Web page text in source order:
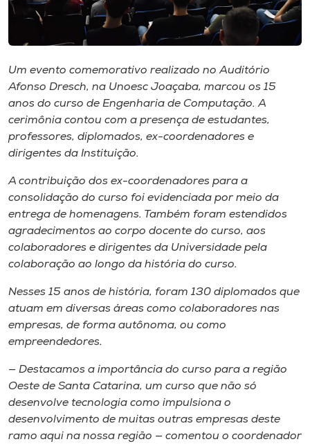
Cultura
CPA
Biblioteca
Editora
Rádio
Unoesc
Store
Selecione
o idioma
Um evento comemorativo realizado no Auditório
Afonso Dresch, na Unoesc Joaçaba, marcou os 15
anos do curso de Engenharia de Computação. A
cerimônia contou com a presença de estudantes,
professores, diplomados, ex-coordenadores e
dirigentes da Instituição.
A contribuição dos ex-coordenadores para a
consolidação do curso foi evidenciada por meio da
entrega de homenagens. Também foram estendidos
agradecimentos ao corpo docente do curso, aos
colaboradores e dirigentes da Universidade pela
colaboração ao longo da história do curso.
Nesses 15 anos de história, foram 130 diplomados que
atuam em diversas áreas como colaboradores nas
empresas, de forma autônoma, ou como
empreendedores.
— Destacamos a importância do curso para a região
Oeste de Santa Catarina, um curso que não só
desenvolve tecnologia como impulsiona o
desenvolvimento de muitas outras empresas deste
ramo aqui na nossa região — comentou o coordenador